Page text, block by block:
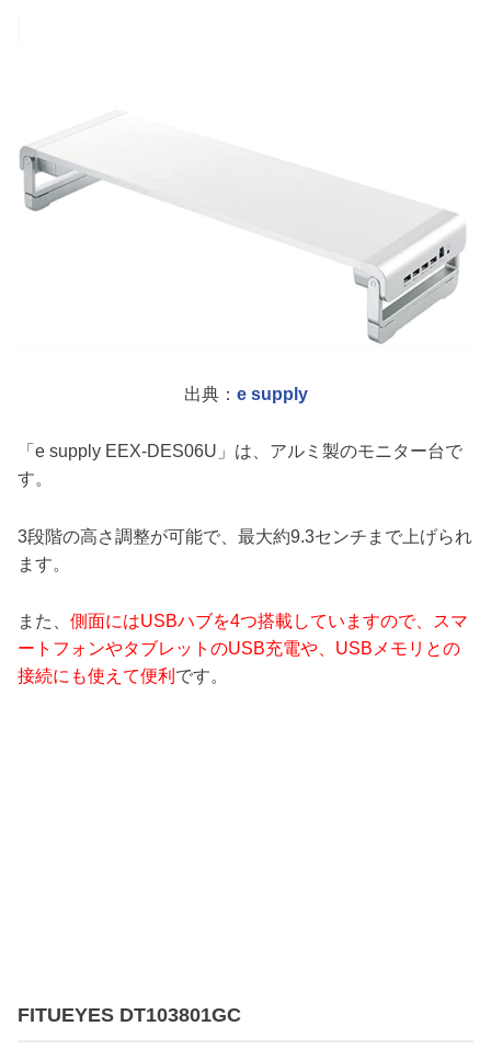
出典： e supply
「e supply EEX-DES06U」は、アルミ製のモニター台で
す。
3段階の高さ調整が可能で、最大約9.3センチまで上げられ
ます。
また、 側面にはUSBハブを4つ搭載していますので、スマ
ートフォンやタブレットのUSB充電や、USBメモリとの
接続にも使えて便利 です。
FITUEYES DT103801GC